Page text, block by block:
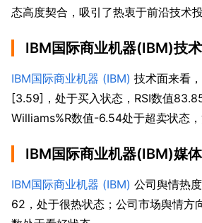
态高度契合，吸引了热衷于前沿技术
IBM国际商业机器(IBM)技
IBM国际商业机器 (IBM) 技术面来看
[3.59]，处于买入状态，RSI数值
Williams%R数值-6.54处于超卖状态，
IBM国际商业机器(IBM)媒
IBM国际商业机器 (IBM) 公司舆情热
62，处于很热状态；公司市场舆情方